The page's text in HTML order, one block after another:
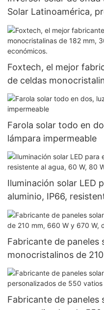
Solar Latinoamérica,
kW, 48 V, 120/240 V,
Foxtech, el mejor
de celdas
360 W y 400 W, a
Farola solar todo en
lámpara impermeable
Iluminación solar LED
aluminio, IP66,
100 W.
Fabricante de paneles
monocristalinos de
medio corte y 132
Fabricante de paneles